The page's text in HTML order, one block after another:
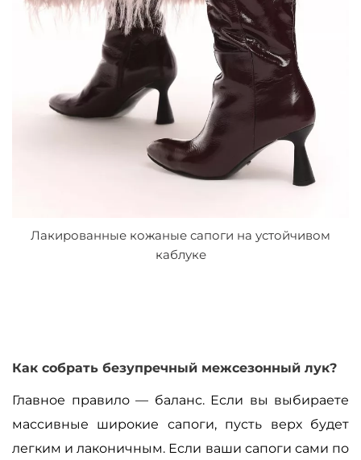
Лакированные кожаные сапоги на устойчивом
каблуке
Как собрать безупречный межсезонный лук?
Главное правило — баланс. Если вы выбираете
массивные широкие сапоги, пусть верх будет
легким и лаконичным. Если ваши сапоги сами по